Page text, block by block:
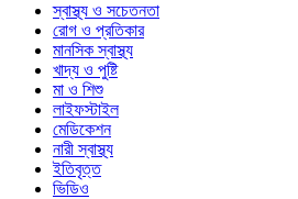
স্বাস্থ্য ও সচেতনতা
রোগ ও প্রতিকার
মানসিক স্বাস্থ্য
খাদ্য ও পুষ্টি
মা ও শিশু
লাইফস্টাইল
মেডিকেশন
নারী স্বাস্থ্য
ইতিবৃত্ত
ভিডিও